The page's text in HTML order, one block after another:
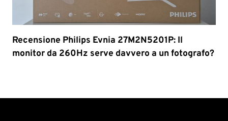
Recensione Philips Evnia 27M2N5201P: Il
monitor da 260Hz serve davvero a un fotografo?